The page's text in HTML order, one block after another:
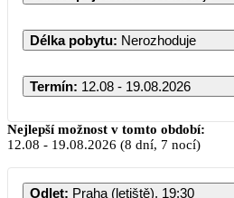
Délka pobytu: Nerozhoduje
Termín: 12.08 - 19.08.2026
Nejlepší možnost v tomto období:
12.08 - 19.08.2026 (8 dní, 7 nocí)
Odlet: Praha (letiště), 19:30